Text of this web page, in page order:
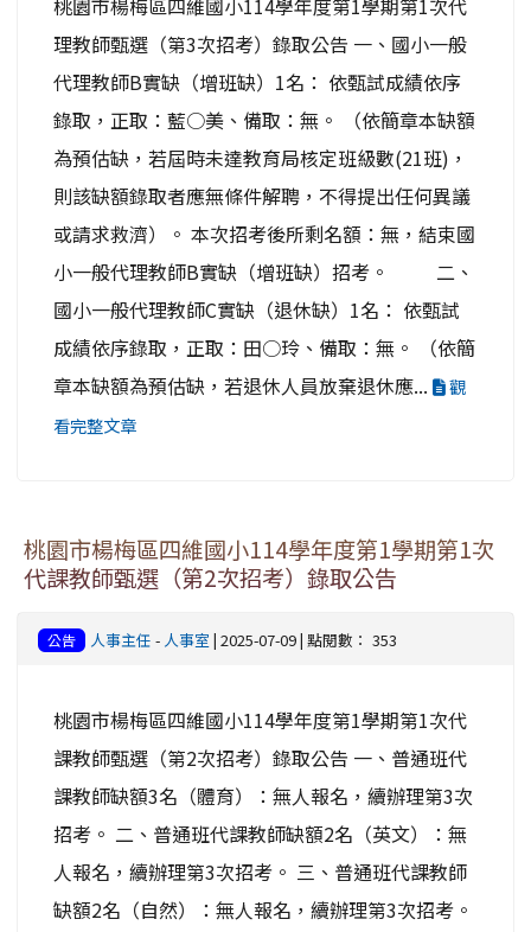
桃園市楊梅區四維國小114學年度第1學期第1次代
理教師甄選（第3次招考）錄取公告 一、國小一般
代理教師B實缺（增班缺）1名： 依甄試成績依序
錄取，正取：藍○美、備取：無。 （依簡章本缺額
為預估缺，若屆時未達教育局核定班級數(21班)，
則該缺額錄取者應無條件解聘，不得提出任何異議
或請求救濟）。 本次招考後所剩名額：無，結束國
小一般代理教師B實缺（增班缺）招考。 二、
國小一般代理教師C實缺（退休缺）1名： 依甄試
成績依序錄取，正取：田○玲、備取：無。 （依簡
章本缺額為預估缺，若退休人員放棄退休應...
觀
看完整文章
桃園市楊梅區四維國小114學年度第1學期第1次
代課教師甄選（第2次招考）錄取公告
公告 人事主任 - 人事室 | 2025-07-09 | 點閱數： 353
桃園市楊梅區四維國小114學年度第1學期第1次代
課教師甄選（第2次招考）錄取公告 一、普通班代
課教師缺額3名（體育）：無人報名，續辦理第3次
招考。 二、普通班代課教師缺額2名（英文）：無
人報名，續辦理第3次招考。 三、普通班代課教師
缺額2名（自然）：無人報名，續辦理第3次招考。